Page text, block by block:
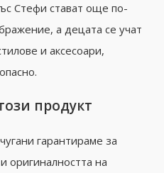
Стефи стават още по-
а децата се учат
и аксесоари,
продукт
гарантираме за
оригиналността на